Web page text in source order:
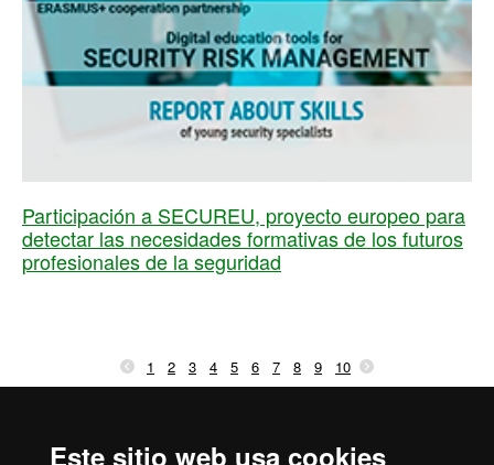
Este sitio web usa cookies
Participación a SECUREU, proyecto europeo para
detectar las necesidades formativas de los futuros
profesionales de la seguridad
1 2 3 4 5 6 7 8 9 10